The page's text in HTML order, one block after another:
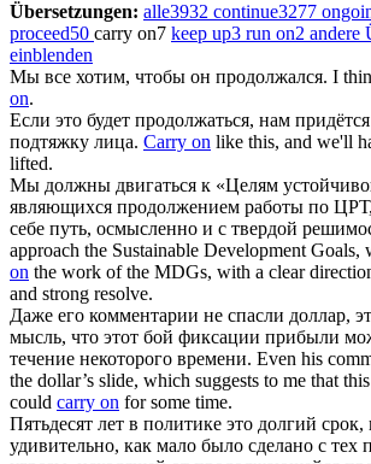
Übersetzungen: alle3932 continue3277
proceed50 carry on7 keep up3 run on2 andere
einblenden
Мы все хотим, чтобы он продолжался. I
on.
Если это будет продолжаться, нам
подтяжку лица. Carry on like this, and we'll
lifted.
Мы должны двигаться к «Целям
являющихся продолжением работы по
себе путь, осмысленно и с твердой
approach the Sustainable Development Goals,
on the work of the MDGs, with a clear
and strong resolve.
Даже его комментарии не спасли доллар,
мысль, что этот бой фиксации прибыли
течение некоторого времени. Even his
the dollar’s slide, which suggests to me that
could carry on for some time.
Пятьдесят лет в политике это долгий срок,
удивительно, как мало было сделано с тех